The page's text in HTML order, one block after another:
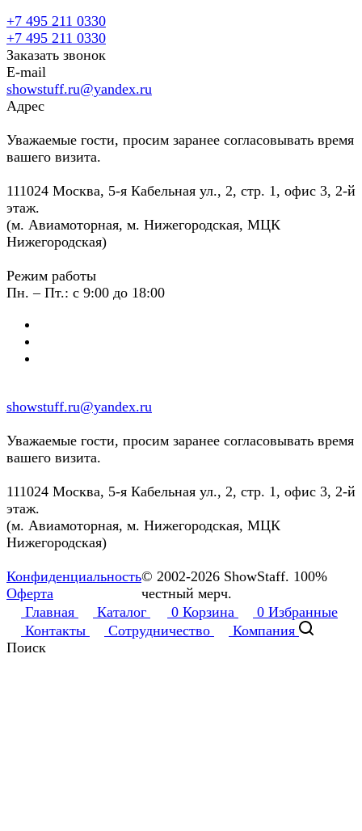
+7 495 211 0330
+7 495 211 0330
Заказать звонок
E-mail
showstuff.ru@yandex.ru
Адрес
Уважаемые гости, просим заранее согласовывать время
вашего визита.
111024 Москва, 5-я Кабельная ул., 2, стр. 1, офис 3, 2-й
этаж.
(м. Авиамоторная, м. Нижегородская, МЦК
Нижегородская)
Режим работы
Пн. – Пт.: с 9:00 до 18:00
showstuff.ru@yandex.ru
Уважаемые гости, просим заранее согласовывать время
вашего визита.
111024 Москва, 5-я Кабельная ул., 2, стр. 1, офис 3, 2-й
этаж.
(м. Авиамоторная, м. Нижегородская, МЦК
Нижегородская)
Конфиденциальность
Оферта
© 2002-2026 ShowStaff. 100%
честный мерч.
Главная
Каталог 0 Корзина 0 Избранные
Контакты
Сотрудничество
Компания
Поиск